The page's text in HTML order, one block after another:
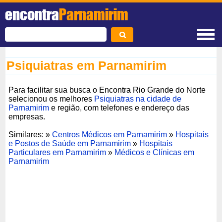
encontraParnamirim
Psiquiatras em Parnamirim
Para facilitar sua busca o Encontra Rio Grande do Norte
selecionou os melhores Psiquiatras na cidade de
Parnamirim e região, com telefones e endereço das
empresas.
Similares: »Centros Médicos em Parnamirim » Hospitais
e Postos de Saúde em Parnamirim » Hospitais
Particulares em Parnamirim » Médicos e Clínicas em
Parnamirim